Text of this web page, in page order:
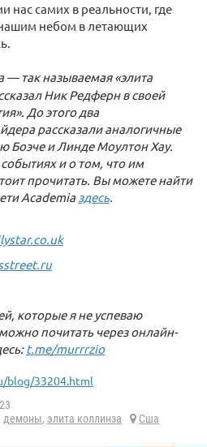
нас самих в реальности, где
небом в летающих
— так называемая «элита
Ник Редферн в своей
До этого два
рассказали аналогичные
Боэче и Линде Моултон Хау.
и о том, что им
прочитать. Вы можете найти
Academia здесь.
которые я не успеваю
почитать через онлайн-
t.me/murrrzio
blog/33204.html
демоны, элита коллинза
Сша